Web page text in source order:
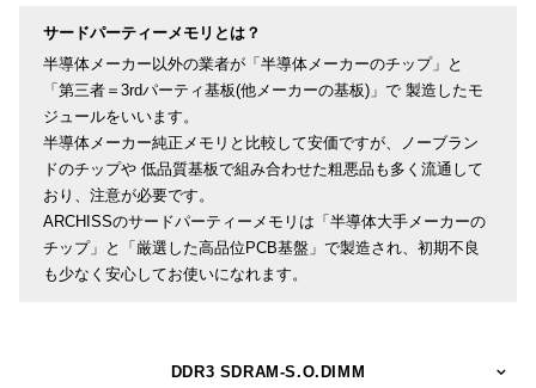
サードパーティーメモリとは？
半導体メーカー以外の業者が「半導体メーカーのチップ」と
「第三者＝3rdパーティ基板(他メーカーの基板)」で 製造したモ
ジュールをいいます。
半導体メーカー純正メモリと比較して安価ですが、ノーブラン
ドのチップや 低品質基板で組み合わせた粗悪品も多く流通して
おり、注意が必要です。
ARCHISSのサードパーティーメモリは「半導体大手メーカーの
チップ」と「厳選した高品位PCB基盤」で製造され、初期不良
も少なく安心してお使いになれます。
DDR3 SDRAM-S.O.DIMM